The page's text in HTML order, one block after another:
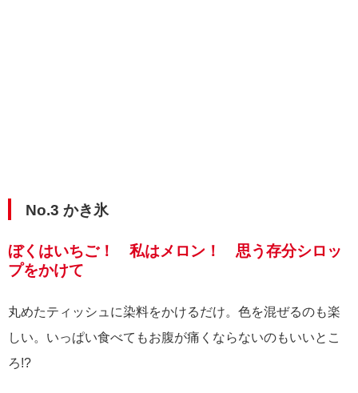
No.3 かき氷
ぼくはいちご！ 私はメロン！ 思う存分シロッ
プをかけて
丸めたティッシュに染料をかけるだけ。色を混ぜるのも楽
しい。いっぱい食べてもお腹が痛くならないのもいいとこ
ろ!?